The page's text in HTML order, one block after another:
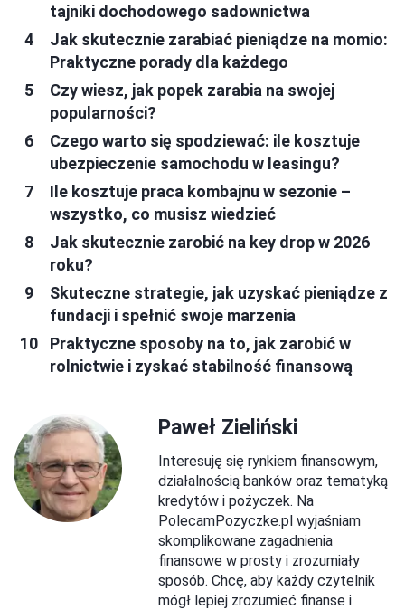
tajniki dochodowego sadownictwa
Jak skutecznie zarabiać pieniądze na momio:
Praktyczne porady dla każdego
Czy wiesz, jak popek zarabia na swojej
popularności?
Czego warto się spodziewać: ile kosztuje
ubezpieczenie samochodu w leasingu?
Ile kosztuje praca kombajnu w sezonie –
wszystko, co musisz wiedzieć
Jak skutecznie zarobić na key drop w 2026
roku?
Skuteczne strategie, jak uzyskać pieniądze z
fundacji i spełnić swoje marzenia
Praktyczne sposoby na to, jak zarobić w
rolnictwie i zyskać stabilność finansową
Paweł Zieliński
Interesuję się rynkiem finansowym,
działalnością banków oraz tematyką
kredytów i pożyczek. Na
PolecamPozyczke.pl wyjaśniam
skomplikowane zagadnienia
finansowe w prosty i zrozumiały
sposób. Chcę, aby każdy czytelnik
mógł lepiej zrozumieć finanse i